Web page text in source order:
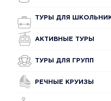
ТУРЫ ДЛЯ
АКТИВНЫЕ ТУРЫ
ТУРЫ ДЛЯ ГРУПП
РЕЧНЫЕ КРУИЗЫ